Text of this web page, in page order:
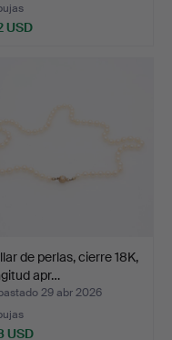
USD
de perlas, cierre 18K,
apr…
29 abr 2026
USD